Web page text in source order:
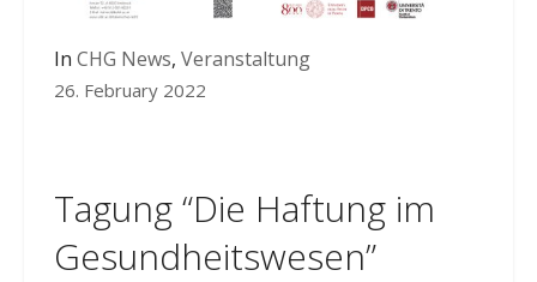
In CHG News, Veranstaltung
26. February 2022
Tagung “Die Haftung im
Gesundheitswesen”